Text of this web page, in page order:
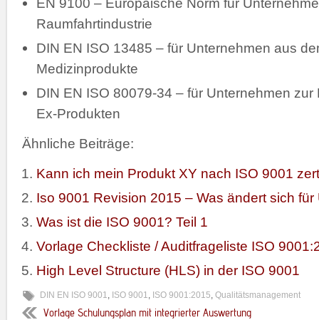
Raumfahrtindustrie
DIN EN ISO 13485 – für Unternehmen aus
Medizinprodukte
DIN EN ISO 80079-34 – für Unternehmen zur
Ex-Produkten
Ähnliche Beiträge:
Kann ich mein Produkt XY nach ISO 9001
Iso 9001 Revision 2015 – Was ändert sich
Was ist die ISO 9001? Teil 1
Vorlage Checkliste / Auditfrageliste ISO
High Level Structure (HLS) in der ISO 9001
DIN EN ISO 9001, ISO 9001, ISO 9001:2015, Qualitätsmanagement
Vorlage Schulungsplan mit integrierter Auswertung